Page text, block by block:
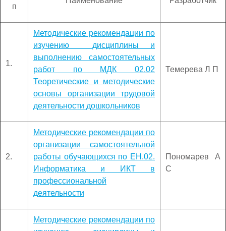
п
1.
Методические рекомендации по
изучению дисциплины и
выполнению самостоятельных
работ по МДК 02.02
Теоретические и методические
основы организации трудовой
деятельности дошкольников
Темерева Л П
2.
Методические рекомендации по
организации самостоятельной
работы обучающихся по ЕН.02.
Информатика и ИКТ в
профессиональной
деятельности
Пономарев А
С
Методические рекомендации по